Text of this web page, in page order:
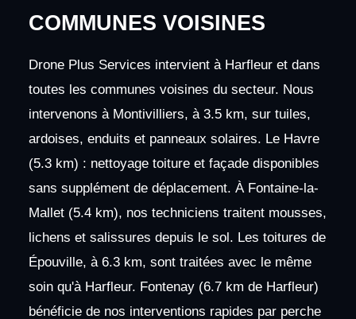
COMMUNES VOISINES
Drone Plus Services intervient à Harfleur et dans
toutes les communes voisines du secteur. Nous
intervenons à Montivilliers, à 3.5 km, sur tuiles,
ardoises, enduits et panneaux solaires. Le Havre
(5.3 km) : nettoyage toiture et façade disponibles
sans supplément de déplacement. À Fontaine-la-
Mallet (5.4 km), nos techniciens traitent mousses,
lichens et salissures depuis le sol. Les toitures de
Épouville, à 6.3 km, sont traitées avec le même
soin qu'à Harfleur. Fontenay (6.7 km de Harfleur)
bénéficie de nos interventions rapides par perche